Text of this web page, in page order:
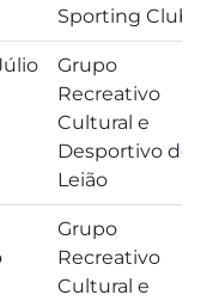
Sporting Clube
Grupo
Recreativo
Cultural e
Desportivo de
Leião
Grupo
Recreativo
Cultural e